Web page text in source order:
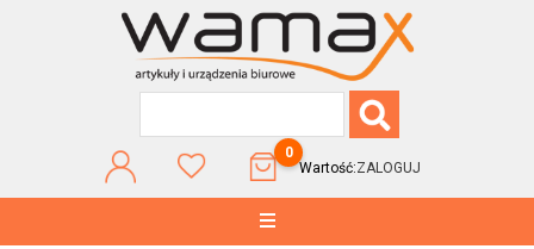
0
Wartość:ZALOGUJ